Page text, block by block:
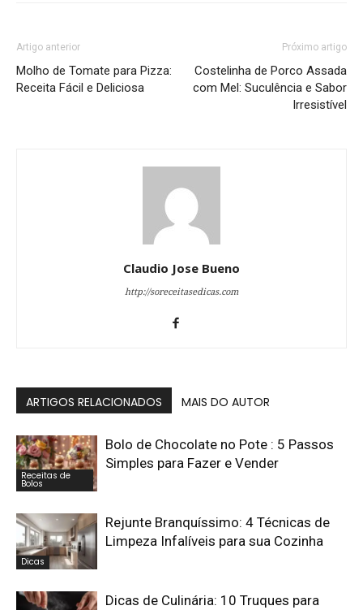
Artigo anterior
Molho de Tomate para Pizza:
Receita Fácil e Deliciosa
Próximo artigo
Costelinha de Porco Assada
com Mel: Suculência e Sabor
Irresistível
Claudio Jose Bueno
http://soreceitasedicas.com
ARTIGOS RELACIONADOS MAIS DO AUTOR
Receitas de
Bolos
Bolo de Chocolate no Pote : 5 Passos
Simples para Fazer e Vender
Dicas
Rejunte Branquíssimo: 4 Técnicas de
Limpeza Infalíveis para sua Cozinha
Dicas de Culinária: 10 Truques para